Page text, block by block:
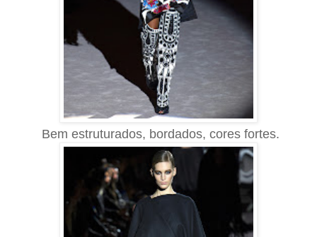
Bem estruturados, bordados, cores fortes.